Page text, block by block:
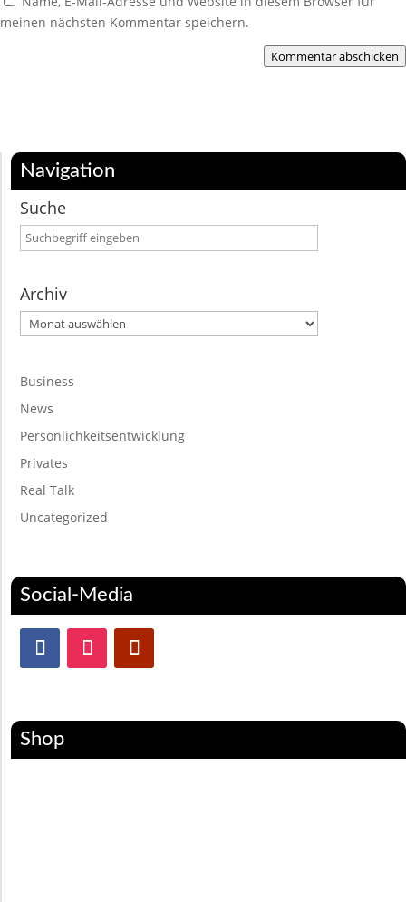
meinen nächsten Kommentar speichern.
Kommentar abschicken
Navigation
Suche
Archiv
Archiv
Business
News
Persönlichkeitsentwicklung
Privates
Real Talk
Uncategorized
Social-Media
Shop